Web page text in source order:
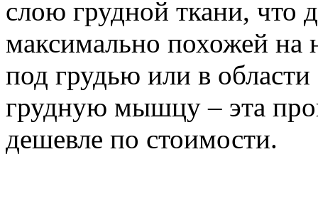
слою грудной ткани, что
максимально похожей на
под грудью или в
грудную мышцу – эта
дешевле по стоимости.